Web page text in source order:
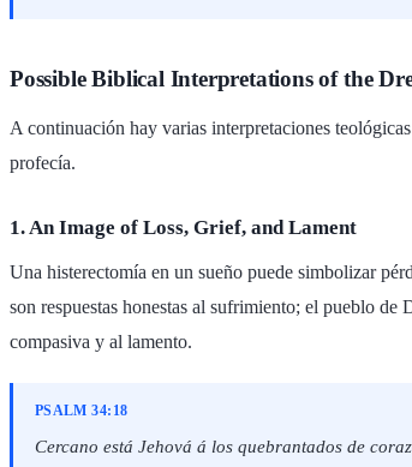
Possible Biblical Interpretations of the
A continuación hay varias interpretaciones
profecía.
1. An Image of Loss, Grief, and Lament
Una histerectomía en un sueño puede simbolizar
son respuestas honestas al sufrimiento; el pueblo
compasiva y al lamento.
PSALM 34:18
Cercano está Jehová á los quebrantados de